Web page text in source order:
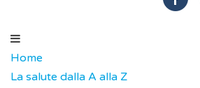
Home
La salute dalla A alla Z